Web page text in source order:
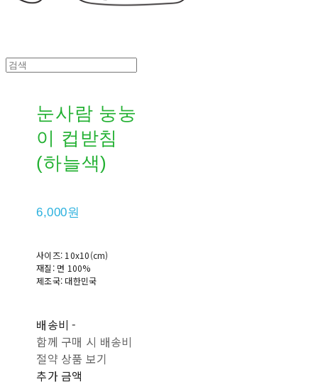
눈사람 눙눙
이 컵받침
(하늘색)
6,000원
사이즈: 10x10(cm)
재질: 면 100%
제조국: 대한민국
배송비-
함께 구매 시 배송비
절약 상품 보기
추가 금액